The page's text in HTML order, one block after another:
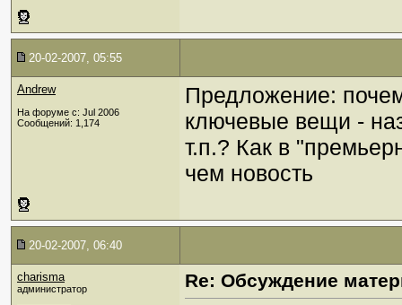
20-02-2007, 05:55
Andrew
На форуме с: Jul 2006
Сообщений: 1,174
Предложение:
ключевые вещи -
т.п.? Как в
чем новость
20-02-2007, 06:40
charisma
администратор Re: Обсуждение